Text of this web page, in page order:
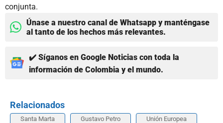
conjunta.
Únase a nuestro canal de Whatsapp y manténgase
al tanto de los hechos más relevantes.
✔️ Síganos en Google Noticias con toda la
información de Colombia y el mundo.
Relacionados
Santa Marta Gustavo Petro Unión Europea